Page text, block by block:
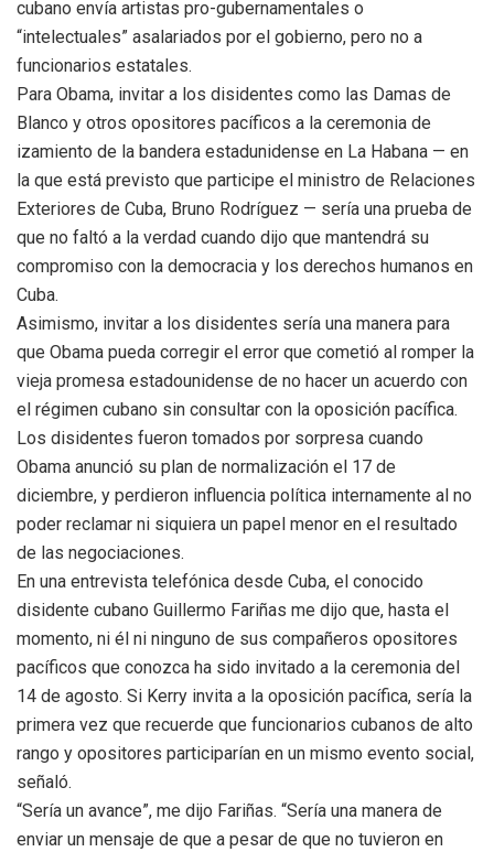
cubano envía artistas pro-gubernamentales o
“intelectuales” asalariados por el gobierno, pero no a
funcionarios estatales.
Para Obama, invitar a los disidentes como las Damas de
Blanco y otros opositores pacíficos a la ceremonia de
izamiento de la bandera estadunidense en La Habana — en
la que está previsto que participe el ministro de Relaciones
Exteriores de Cuba, Bruno Rodríguez — sería una prueba de
que no faltó a la verdad cuando dijo que mantendrá su
compromiso con la democracia y los derechos humanos en
Cuba.
Asimismo, invitar a los disidentes sería una manera para
que Obama pueda corregir el error que cometió al romper la
vieja promesa estadounidense de no hacer un acuerdo con
el régimen cubano sin consultar con la oposición pacífica.
Los disidentes fueron tomados por sorpresa cuando
Obama anunció su plan de normalización el 17 de
diciembre, y ​​perdieron influencia política internamente al no
poder reclamar ni siquiera un papel menor en el resultado
de las negociaciones.
En una entrevista telefónica desde Cuba, el conocido
disidente cubano Guillermo Fariñas me dijo que, hasta el
momento, ni él ni ninguno de sus compañeros opositores
pacíficos que conozca ha sido invitado a la ceremonia del
14 de agosto. Si Kerry invita a la oposición pacífica, sería la
primera vez que recuerde que funcionarios cubanos de alto
rango y opositores participarían en un mismo evento social,
señaló.
“Sería un avance”, me dijo Fariñas. “Sería una manera de
enviar un mensaje de que a pesar de que no tuvieron en